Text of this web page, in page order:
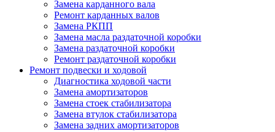
Замена карданного вала
Ремонт карданных валов
Замена РКПП
Замена масла раздаточной коробки
Замена раздаточной коробки
Ремонт раздаточной коробки
Ремонт подвески и ходовой
Диагностика ходовой части
Замена амортизаторов
Замена стоек стабилизатора
Замена втулок стабилизатора
Замена задних амортизаторов